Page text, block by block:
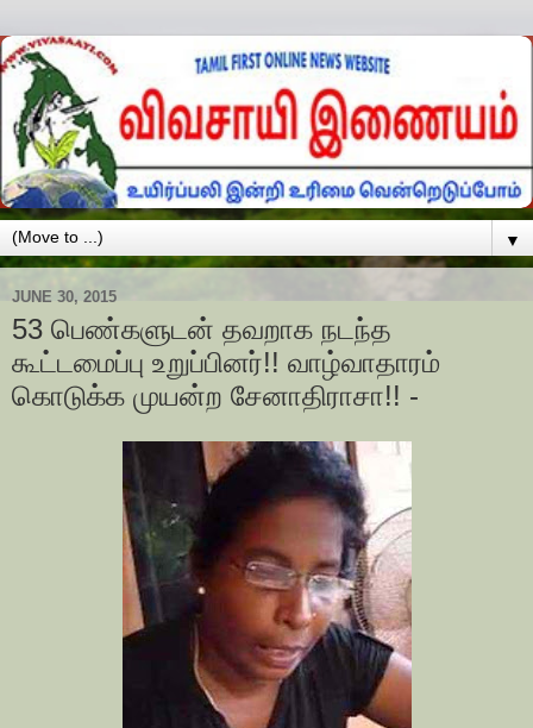
▼
JUNE 30, 2015
53 பெண்களுடன் தவறாக நடந்த
கூட்டமைப்பு உறுப்பினர்!! வாழ்வாதாரம்
கொடுக்க முயன்ற சேனாதிராசா!! -